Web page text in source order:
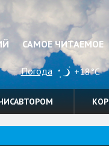
САМОЕ ЧИТАЕМОЕ
Погода +18°C